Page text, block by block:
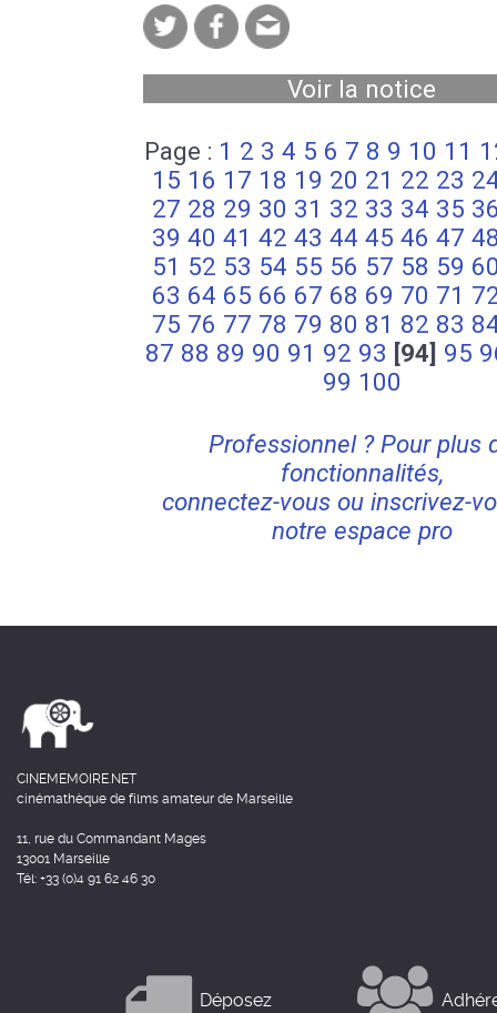
Voir la notice
Page : 1 2 3 4 5 6 7 8 9 10 11
15 16 17 18 19 20 21 22 23
27 28 29 30 31 32 33 34 35
39 40 41 42 43 44 45 46 47
51 52 53 54 55 56 57 58 59
63 64 65 66 67 68 69 70 71
75 76 77 78 79 80 81 82 83
87 88 89 90 91 92 93 [94] 95
99 100
Professionnel ? Pour plus
fonctionnalités,
connectez-vous ou inscrivez-
notre espace pro
CINEMEMOIRE.NET
cinémathèque de films amateur de Marseille
11, rue du Commandant Mages
13001 Marseille
Tél: +33 (0)4 91 62 46 30
Déposez